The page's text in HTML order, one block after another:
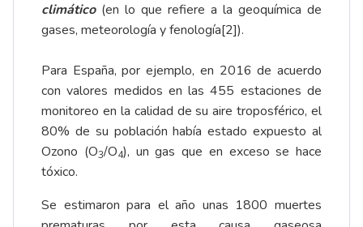
climático(en lo que refiere a la geoquímica de
gases, meteorología y fenología[2]).
Para España, por ejemplo, en 2016 de acuerdo
con valores medidos en las 455 estaciones de
monitoreo en la calidad de su aire troposférico, el
80% de su población había estado expuesto al
Ozono (O3/O4), un gas que en exceso se hace
tóxico.
Se estimaron para el año unas 1800 muertes